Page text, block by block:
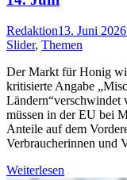
Redaktion13. Juni 2026
Slider, Themen
Der Markt für Honig
kritisierte Angabe
Ländern“verschwindet
müssen in der EU bei
Anteile auf dem
Verbraucherinnen und
Weiterlesen